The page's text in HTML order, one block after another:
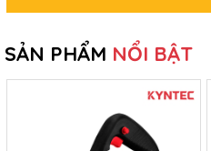
SẢN PHẨM NỔI BẬT